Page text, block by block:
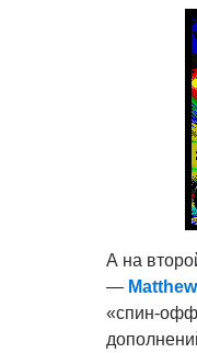
А на
—
«спин-офф